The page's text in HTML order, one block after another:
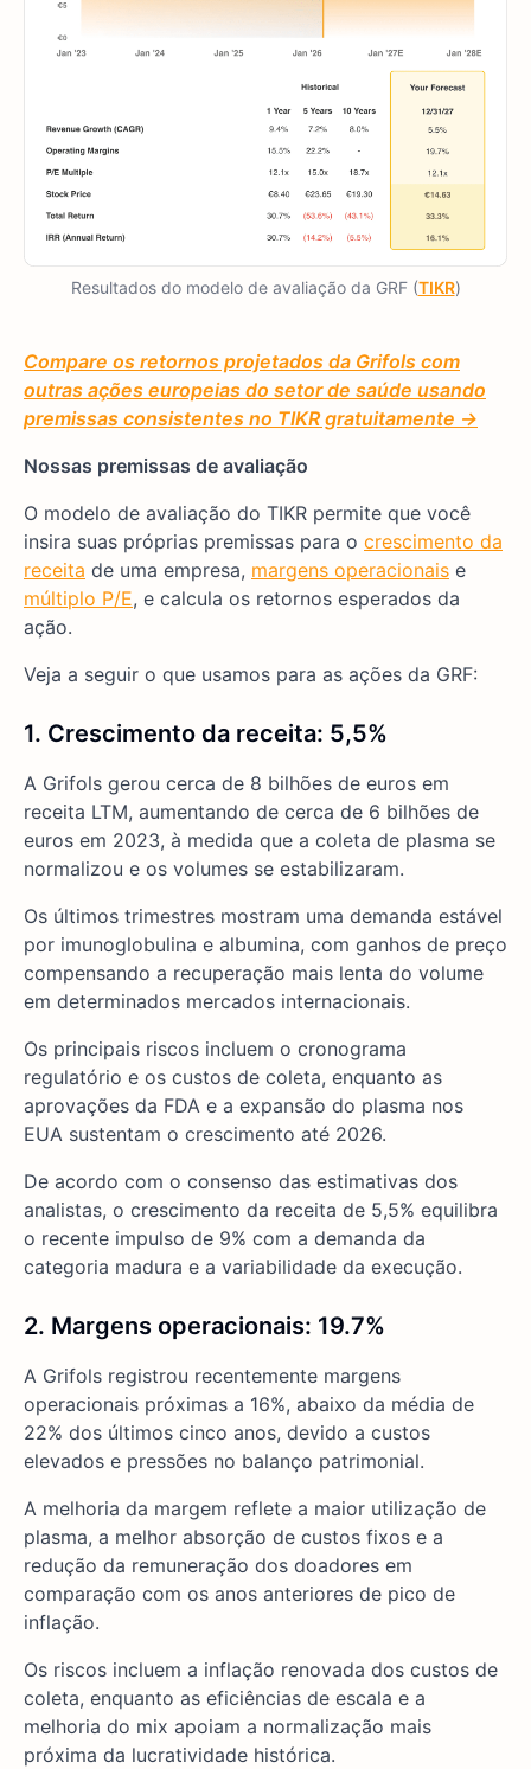
Resultados do modelo de avaliação da GRF (TIKR)
Compare os retornos projetados da Grifols com
outras ações europeias do setor de saúde usando
premissas consistentes no TIKR gratuitamente →
Nossas premissas de avaliação
O modelo de avaliação do TIKR permite que você
insira suas próprias premissas para o crescimento da
receita de uma empresa, margens operacionais e
múltiplo P/E, e calcula os retornos esperados da
ação.
Veja a seguir o que usamos para as ações da GRF:
1. Crescimento da receita: 5,5%
A Grifols gerou cerca de 8 bilhões de euros em
receita LTM, aumentando de cerca de 6 bilhões de
euros em 2023, à medida que a coleta de plasma se
normalizou e os volumes se estabilizaram.
Os últimos trimestres mostram uma demanda estável
por imunoglobulina e albumina, com ganhos de preço
compensando a recuperação mais lenta do volume
em determinados mercados internacionais.
Os principais riscos incluem o cronograma
regulatório e os custos de coleta, enquanto as
aprovações da FDA e a expansão do plasma nos
EUA sustentam o crescimento até 2026.
De acordo com o consenso das estimativas dos
analistas, o crescimento da receita de 5,5% equilibra
o recente impulso de 9% com a demanda da
categoria madura e a variabilidade da execução.
2. Margens operacionais: 19.7%
A Grifols registrou recentemente margens
operacionais próximas a 16%, abaixo da média de
22% dos últimos cinco anos, devido a custos
elevados e pressões no balanço patrimonial.
A melhoria da margem reflete a maior utilização de
plasma, a melhor absorção de custos fixos e a
redução da remuneração dos doadores em
comparação com os anos anteriores de pico de
inflação.
Os riscos incluem a inflação renovada dos custos de
coleta, enquanto as eficiências de escala e a
melhoria do mix apoiam a normalização mais
próxima da lucratividade histórica.